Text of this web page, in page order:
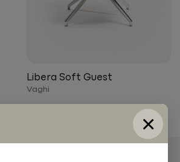
Libera Soft Guest
Vaghi
×